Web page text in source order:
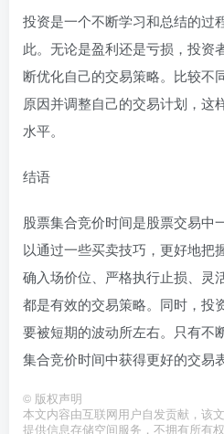
投资是一个不断学习和总结的过
此。无论是盈利还是亏损，投资
断优化自己的交易策略。比较不
原因并调整自己的交易计划，这
水平。
结语
股票集合竞价时间是股票交易中
以通过一些买卖技巧，更好地把
确入场价位、严格执行止损、灵
都是有效的交易策略。同时，投
要被短期的波动所左右。只有不
集合竞价时间中获得更好的交易
© 版权声明
本文内容由互联网用户自发贡献，该
提供信息存储空间服务，不拥有所有